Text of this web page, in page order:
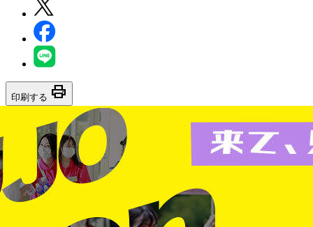
印刷する print